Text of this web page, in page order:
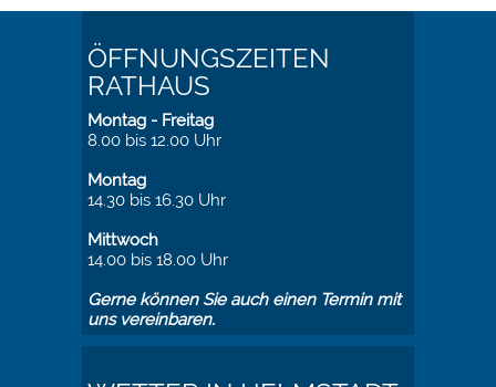
ÖFFNUNGSZEITEN
RATHAUS
Montag - Freitag
8.00 bis 12.00 Uhr
Montag
14.30 bis 16.30 Uhr
Mittwoch
14.00 bis 18.00 Uhr
Gerne können Sie auch einen Termin mit
uns vereinbaren.